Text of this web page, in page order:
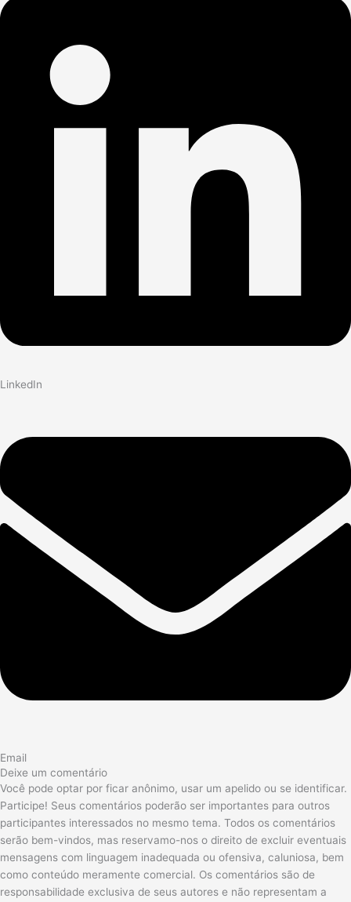
LinkedIn
Email
Deixe um comentário
Você pode optar por ficar anônimo, usar um apelido ou se identificar.
Participe! Seus comentários poderão ser importantes para outros
participantes interessados no mesmo tema. Todos os comentários
serão bem-vindos, mas reservamo-nos o direito de excluir eventuais
mensagens com linguagem inadequada ou ofensiva, caluniosa, bem
como conteúdo meramente comercial. Os comentários são de
responsabilidade exclusiva de seus autores e não representam a